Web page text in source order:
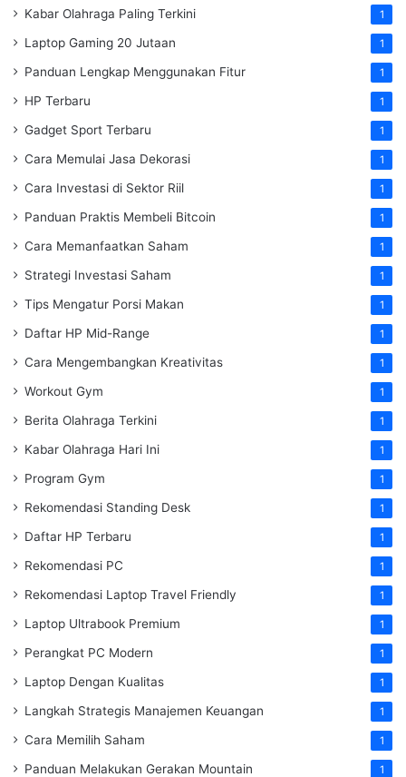
Kabar Olahraga Paling Terkini 1
Laptop Gaming 20 Jutaan 1
Panduan Lengkap Menggunakan Fitur 1
HP Terbaru 1
Gadget Sport Terbaru 1
Cara Memulai Jasa Dekorasi 1
Cara Investasi di Sektor Riil 1
Panduan Praktis Membeli Bitcoin 1
Cara Memanfaatkan Saham 1
Strategi Investasi Saham 1
Tips Mengatur Porsi Makan 1
Daftar HP Mid-Range 1
Cara Mengembangkan Kreativitas 1
Workout Gym 1
Berita Olahraga Terkini 1
Kabar Olahraga Hari Ini 1
Program Gym 1
Rekomendasi Standing Desk 1
Daftar HP Terbaru 1
Rekomendasi PC 1
Rekomendasi Laptop Travel Friendly 1
Laptop Ultrabook Premium 1
Perangkat PC Modern 1
Laptop Dengan Kualitas 1
Langkah Strategis Manajemen Keuangan 1
Cara Memilih Saham 1
Panduan Melakukan Gerakan Mountain 1